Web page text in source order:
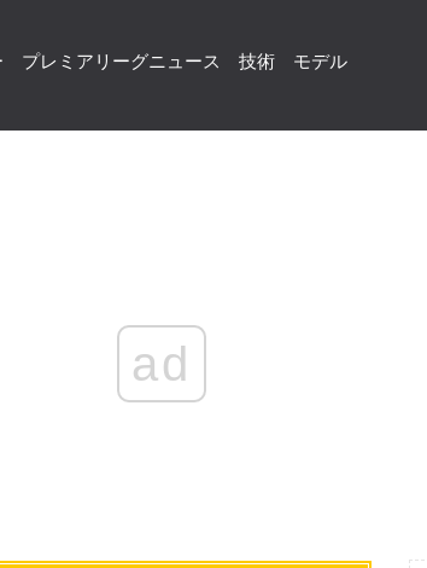
プレミアリーグニュース 技術 モデル
ad